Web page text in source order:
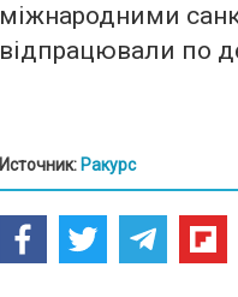
міжнародними
відпрацювали по
Источник: Ракурс